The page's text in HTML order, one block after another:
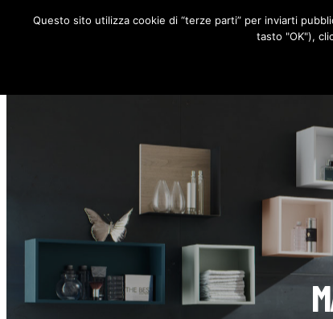
Questo sito utilizza cookie di “terze parti” per inviarti
tasto "OK"),